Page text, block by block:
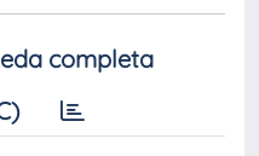
completa